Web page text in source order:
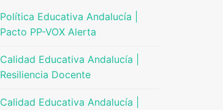
Política Educativa Andalucía |
Pacto PP-VOX Alerta
Calidad Educativa Andalucía |
Resiliencia Docente
Calidad Educativa Andalucía |